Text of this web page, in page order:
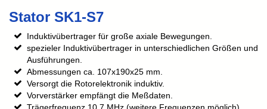
Stator SK1-S7
Induktivübertrager für große axiale Bewegungen.
spezieler Induktivübertrager in unterschiedlichen Größen und
Ausführungen.
Abmessungen ca. 107x190x25 mm.
Versorgt die Rotorelektronik induktiv.
Vorverstärker empfängt die Meßdaten.